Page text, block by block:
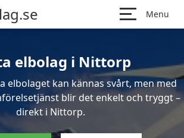
Menu
elbolag i Nittorp
elbolaget kan kännas svårt, men med
blir det enkelt och tryggt –
direkt i Nittorp.